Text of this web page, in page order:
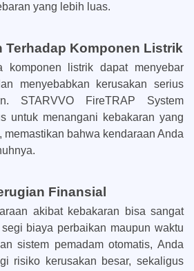
yang lebih luas.
Terhadap Komponen Listrik
komponen listrik dapat menyebar
menyebabkan kerusakan serius
STARVVO FireTRAP System
untuk menangani kebakaran yang
memastikan bahwa kendaraan Anda
Finansial
akibat kebakaran bisa sangat
biaya perbaikan maupun waktu
sistem pemadam otomatis, Anda
risiko kerusakan besar, sekaligus